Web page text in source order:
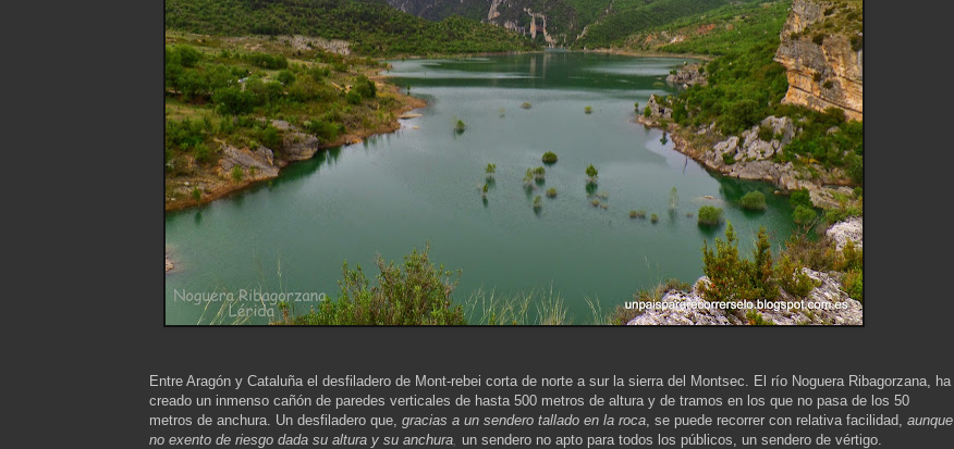
Entre Aragón y Cataluña el desfiladero de Mont-rebei corta de norte a sur la sierra del Montsec. El río Noguera Ribagorzana, ha
creado un inmenso cañón de paredes verticales de hasta 500 metros de altura y de tramos en los que no pasa de los 50
metros de anchura. Un desfiladero que, gracias a un sendero tallado en la roca , se puede recorrer con relativa facilidad, aunque
no exento de riesgo dada su altura y su anchura un sendero no apto para todos los públicos, un sendero de vértigo.